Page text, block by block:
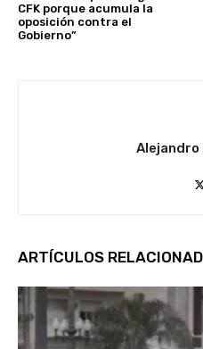
CFK porque acumula la
oposición contra el
Gobierno”
Alejandro
ARTÍCULOS